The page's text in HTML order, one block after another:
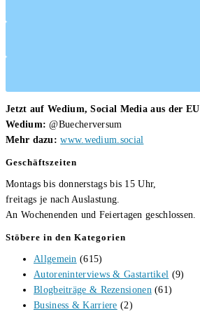
Jetzt auf Wedium, Social Media aus der EU
Wedium: @Buecherversum
Mehr dazu: www.wedium.social
Geschäftszeiten
Montags bis donnerstags bis 15 Uhr,
freitags je nach Auslastung.
An Wochenenden und Feiertagen geschlossen.
Stöbere in den Kategorien
Allgemein (615)
Autoreninterviews & Gastartikel (9)
Blogbeiträge & Rezensionen (61)
Business & Karriere (2)